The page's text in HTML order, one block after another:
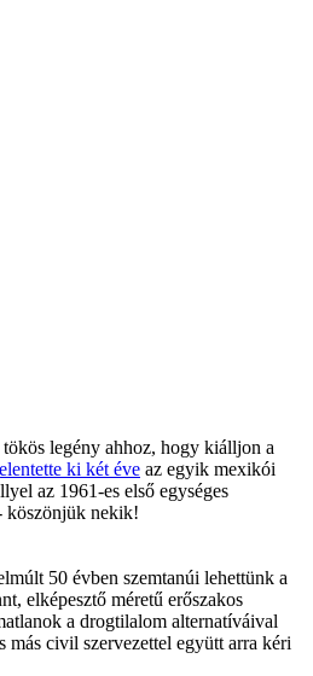
legény ahhoz, hogy kiálljon a
ki két éve az egyik mexikói
az 1961-es első egységes
köszönjük nekik!
50 évben szemtanúi lehettünk a
elképesztő méretű erőszakos
a drogtilalom alternatíváival
más civil szervezettel együtt arra kéri